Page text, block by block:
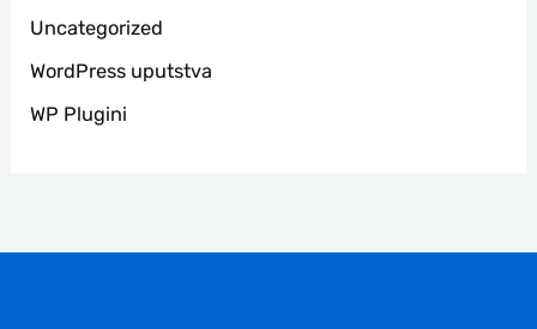
Uncategorized
WordPress uputstva
WP Plugini